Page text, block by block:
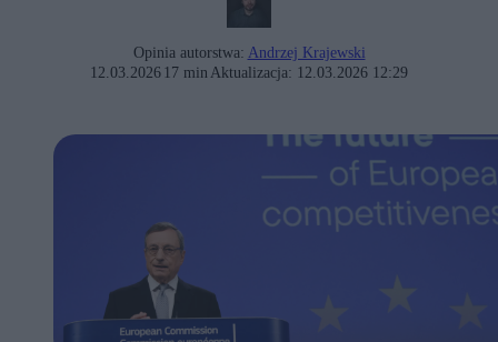
Opinia autorstwa: Andrzej Krajewski
12.03.2026 17 min Aktualizacja: 12.03.2026 12:29